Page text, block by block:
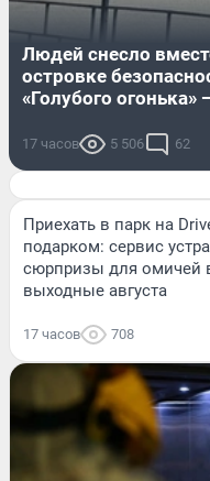
Людей снесло
островке
«Голубого огонька»
17 часов 5 506 62
Приехать в парк на
подарком: сервис
сюрпризы для омичей
выходные августа
17 часов 708